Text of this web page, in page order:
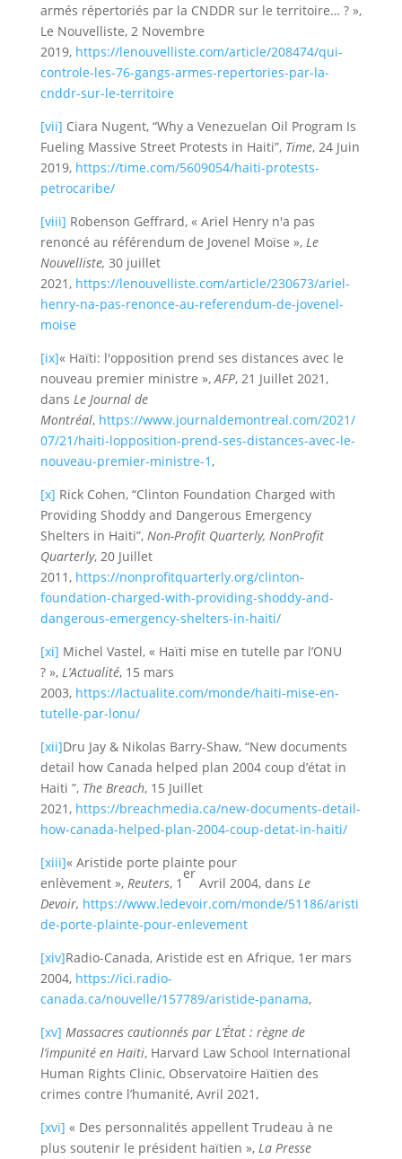
armés répertoriés par la CNDDR sur le territoire… ? »,
Le Nouvelliste, 2 Novembre
2019, https://lenouvelliste.com/article/208474/qui-
controle-les-76-gangs-armes-repertories-par-la-
cnddr-sur-le-territoire
[vii] Ciara Nugent, “Why a Venezuelan Oil Program Is
Fueling Massive Street Protests in Haiti”, Time, 24 Juin
2019, https://time.com/5609054/haiti-protests-
petrocaribe/
[viii] Robenson Geffrard, « Ariel Henry n'a pas
renoncé au référendum de Jovenel Moïse », Le
Nouvelliste, 30 juillet
2021, https://lenouvelliste.com/article/230673/ariel-
henry-na-pas-renonce-au-referendum-de-jovenel-
moise
[ix]« Haïti: l'opposition prend ses distances avec le
nouveau premier ministre »,AFP, 21 Juillet 2021,
dans Le Journal de
Montréal, https://www.journaldemontreal.com/2021/
07/21/haiti-lopposition-prend-ses-distances-avec-le-
nouveau-premier-ministre-1,
[x] Rick Cohen, “Clinton Foundation Charged with
Providing Shoddy and Dangerous Emergency
Shelters in Haiti”, Non-Profit Quarterly, NonProfit
Quarterly, 20 Juillet
2011, https://nonprofitquarterly.org/clinton-
foundation-charged-with-providing-shoddy-and-
dangerous-emergency-shelters-in-haiti/
[xi] Michel Vastel, « Haïti mise en tutelle par l’ONU
? », L’Actualité, 15 mars
2003, https://lactualite.com/monde/haiti-mise-en-
tutelle-par-lonu/
[xii]Dru Jay & Nikolas Barry-Shaw, “New documents
detail how Canada helped plan 2004 coup d’état in
Haiti ”, The Breach, 15 Juillet
2021, https://breachmedia.ca/new-documents-detail-
how-canada-helped-plan-2004-coup-detat-in-haiti/
[xiii]« Aristide porte plainte pour
enlèvement », Reuters, 1
er
Avril 2004, dans Le
Devoir, https://www.ledevoir.com/monde/51186/aristi
de-porte-plainte-pour-enlevement
[xiv]Radio-Canada, Aristide est en Afrique, 1er mars
2004, https://ici.radio-
canada.ca/nouvelle/157789/aristide-panama,
[xv] Massacres cautionnés par L’État : règne de
l’impunité en Haïti, Harvard Law School International
Human Rights Clinic, Observatoire Haïtien des
crimes contre l’humanité, Avril 2021,
[xvi] « Des personnalités appellent Trudeau à ne
plus soutenir le président haïtien », La Presse